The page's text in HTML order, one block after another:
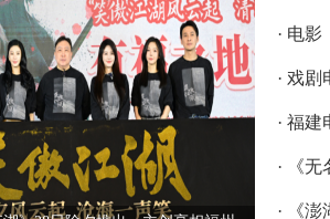
· 电
· 戏
月乡情
· 福
节“最
· 《
· 《